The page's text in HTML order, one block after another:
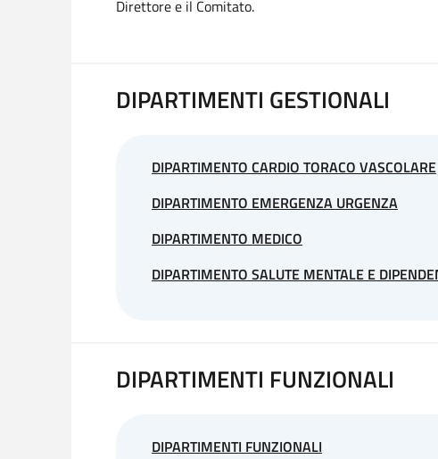
Direttore e il Comitato.
DIPARTIMENTI GESTIONALI
DIPARTIMENTO CARDIO TORACO VASCOLARE
DIPARTIMENTO EMERGENZA URGENZA
DIPARTIMENTO MEDICO
DIPARTIMENTO SALUTE MENTALE E
DIPARTIMENTI FUNZIONALI
DIPARTIMENTI FUNZIONALI